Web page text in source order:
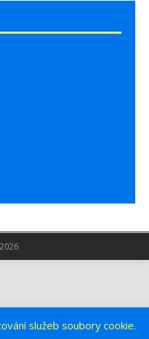
služeb soubory cookie.